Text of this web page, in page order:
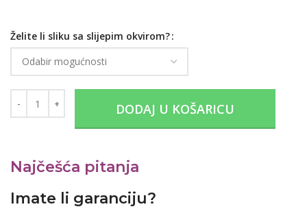
Želite li sliku sa slijepim okvirom?
DODAJ U KOŠARICU
Najčešća pitanja
Imate li garanciju?